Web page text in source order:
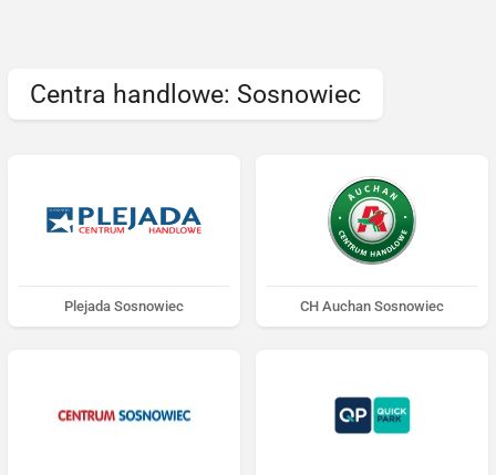
Centra handlowe: Sosnowiec
Plejada Sosnowiec CH Auchan Sosnowiec